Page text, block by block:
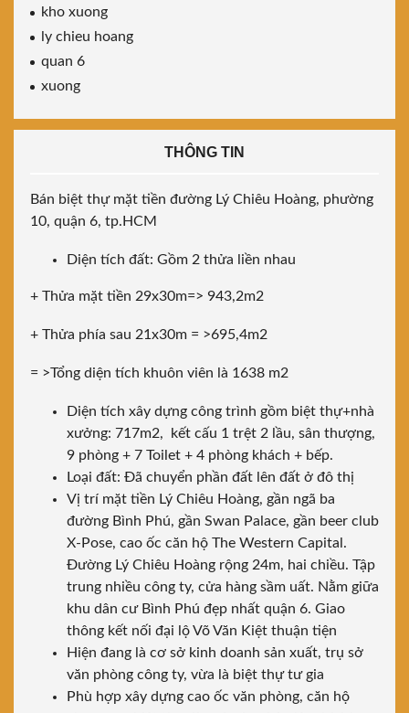
kho xuong
ly chieu hoang
quan 6
xuong
THÔNG TIN
Bán biệt thự mặt tiền đường Lý Chiêu Hoàng, phường
10, quận 6, tp.HCM
Diện tích đất: Gồm 2 thửa liền nhau
+ Thửa mặt tiền 29x30m=> 943,2m2
+ Thửa phía sau 21x30m = >695,4m2
= >Tổng diện tích khuôn viên là 1638 m2
Diện tích xây dựng công trình gồm biệt thự+nhà
xưởng: 717m2, kết cấu 1 trệt 2 lầu, sân thượng,
9 phòng + 7 Toilet + 4 phòng khách + bếp.
Loại đất: Đã chuyển phần đất lên đất ở đô thị
Vị trí mặt tiền Lý Chiêu Hoàng, gần ngã ba
đường Bình Phú, gần Swan Palace, gần beer club
X-Pose, cao ốc căn hộ The Western Capital.
Đường Lý Chiêu Hoàng rộng 24m, hai chiều. Tập
trung nhiều công ty, cửa hàng sầm uất. Nằm giữa
khu dân cư Bình Phú đẹp nhất quận 6. Giao
thông kết nối đại lộ Võ Văn Kiệt thuận tiện
Hiện đang là cơ sở kinh doanh sản xuất, trụ sở
văn phòng công ty, vừa là biệt thự tư gia
Phù hợp xây dựng cao ốc văn phòng, căn hộ